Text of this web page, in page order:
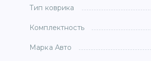
Тип коврика
Комплектность
Марка Авто